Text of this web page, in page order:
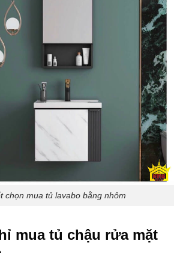
chọn mua tủ lavabo bằng nhôm
mua tủ chậu rửa mặt